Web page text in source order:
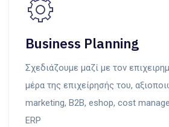
Business Planning
Σχεδιάζουμε μαζί με τον
μέρα της επιχείρησής του,
marketing, Β2Β, eshop, cost
ERP